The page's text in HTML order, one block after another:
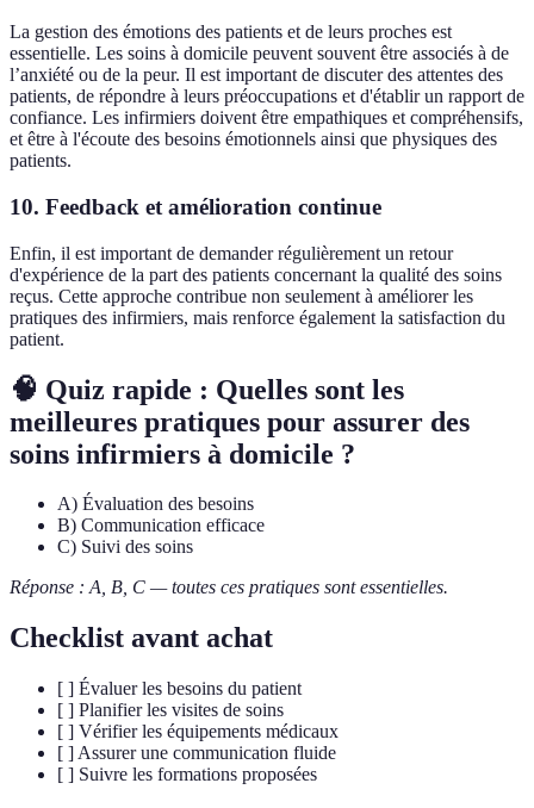
La gestion des émotions des patients et de leurs proches est
essentielle. Les soins à domicile peuvent souvent être associés à de
l’anxiété ou de la peur. Il est important de discuter des attentes des
patients, de répondre à leurs préoccupations et d'établir un rapport de
confiance. Les infirmiers doivent être empathiques et compréhensifs,
et être à l'écoute des besoins émotionnels ainsi que physiques des
patients.
10. Feedback et amélioration continue
Enfin, il est important de demander régulièrement un retour
d'expérience de la part des patients concernant la qualité des soins
reçus. Cette approche contribue non seulement à améliorer les
pratiques des infirmiers, mais renforce également la satisfaction du
patient.
🧠 Quiz rapide : Quelles sont les
meilleures pratiques pour assurer des
soins infirmiers à domicile ?
A) Évaluation des besoins
B) Communication efficace
C) Suivi des soins
Réponse : A, B, C — toutes ces pratiques sont essentielles.
Checklist avant achat
[ ] Évaluer les besoins du patient
[ ] Planifier les visites de soins
[ ] Vérifier les équipements médicaux
[ ] Assurer une communication fluide
[ ] Suivre les formations proposées